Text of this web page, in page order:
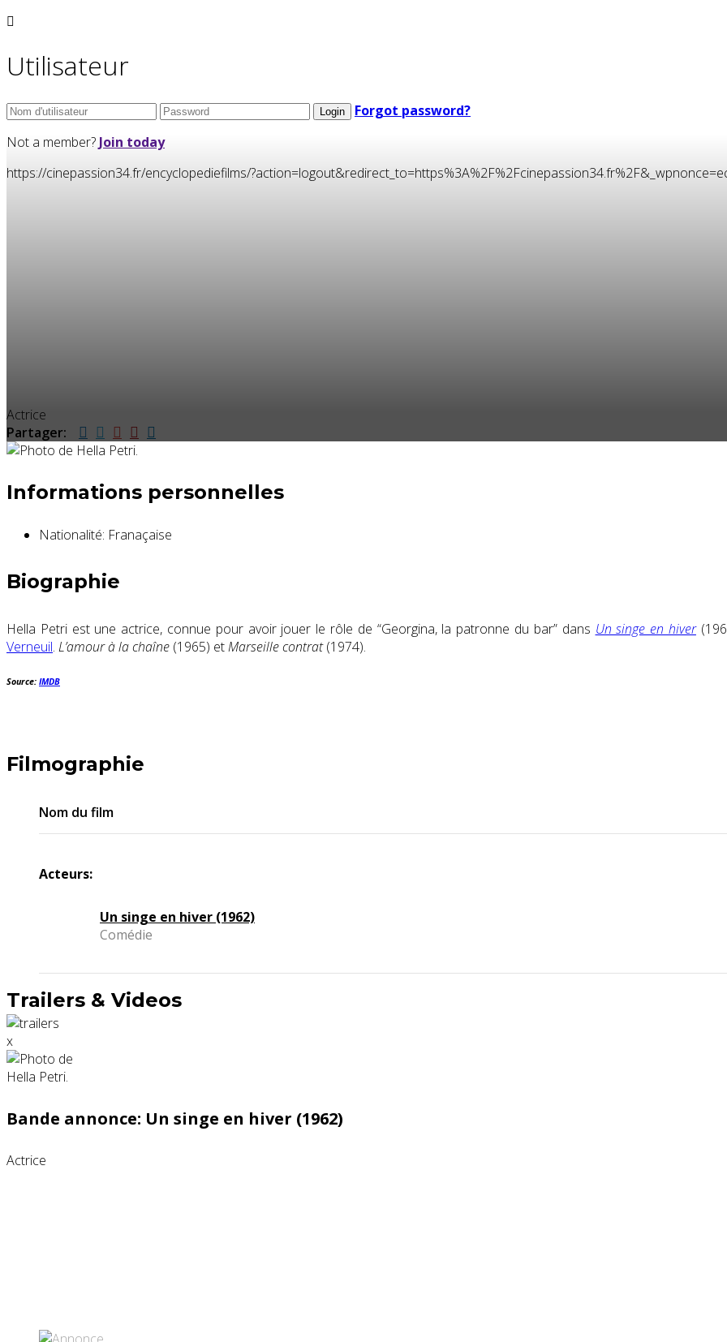
Utilisateur
Forgot password?
Not a member? Join today
https://cinepassion34.fr/encyclopediefilms/
Actrice
Partager:
Informations personnelles
Nationalité: Franaçaise
Biographie
Hella Petri est une actrice, connue pour avoir jouer le rôle de “Georgina, la patronne du bar” dans Un singe en hiver
Verneuil. L’amour à la chaîne (1965) etMarseille contrat(1974).
Source: IMDB
Filmographie
Nom du film
Acteurs:
Un singe en hiver (1962)
Comédie
Trailers & Videos
x
Bande annonce: Un singe en hiver (1962)
Actrice